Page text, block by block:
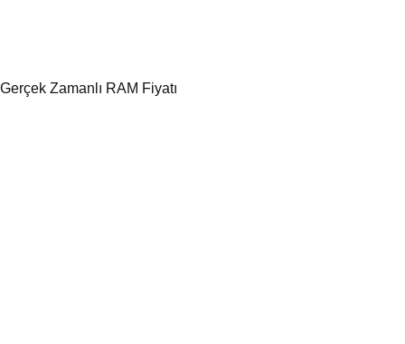
Gerçek Zamanlı RAM Fiyatı